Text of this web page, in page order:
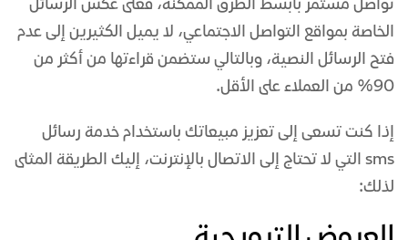
تواصل مستمر بأبسط الطرق الممكنة، فعلى عكس الرسائل
الخاصة بمواقع التواصل الاجتماعي، لا يميل الكثيرين إلى عدم
فتح الرسائل النصية، وبالتالي ستضمن قراءتها من أكثر من
90% من العملاء على الأقل.
إذا كنت تسعى إلى تعزيز مبيعاتك باستخدام خدمة رسائل
sms التي لا تحتاج إلى الاتصال بالإنترنت، إليك الطريقة المثلى
لذلك: